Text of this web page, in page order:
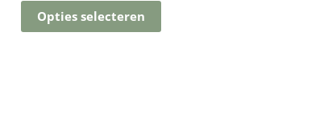
Opties selecteren